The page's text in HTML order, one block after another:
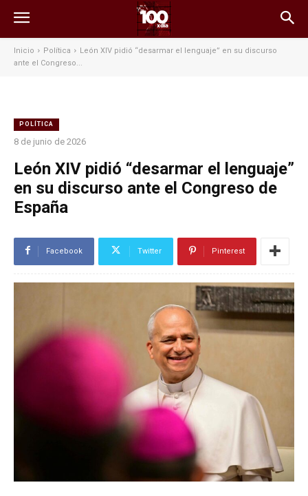
Inicio Política
León XIV pidió “desarmar el lenguaje” en su discurso
ante el Congreso...
POLÍTICA
8 de junio de 2026
León XIV pidió “desarmar el lenguaje”
en su discurso ante el Congreso de
España
Facebook Twitter Pinterest